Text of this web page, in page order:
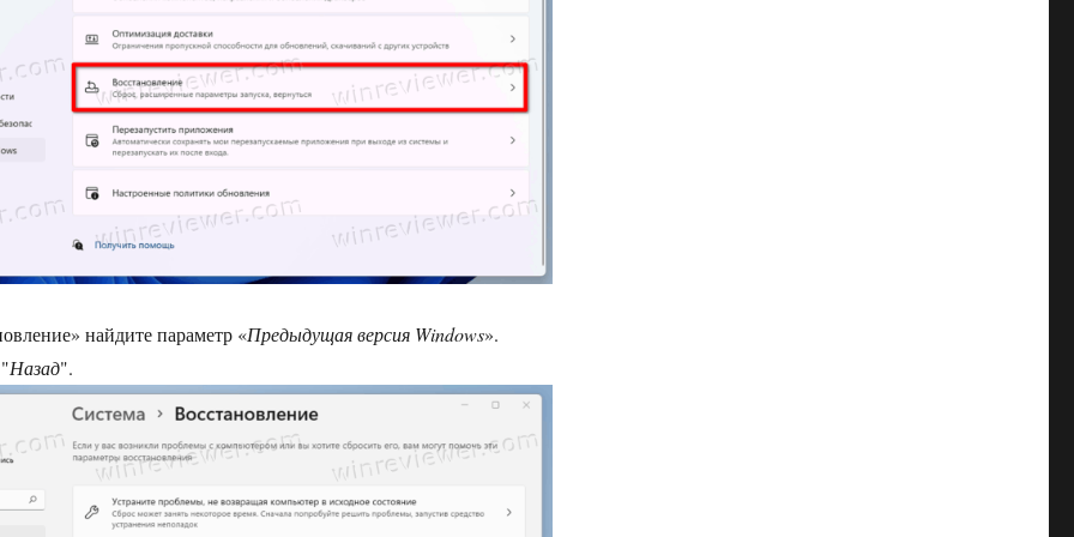
найдите параметр «Предыдущая версия Windows».
Назад".